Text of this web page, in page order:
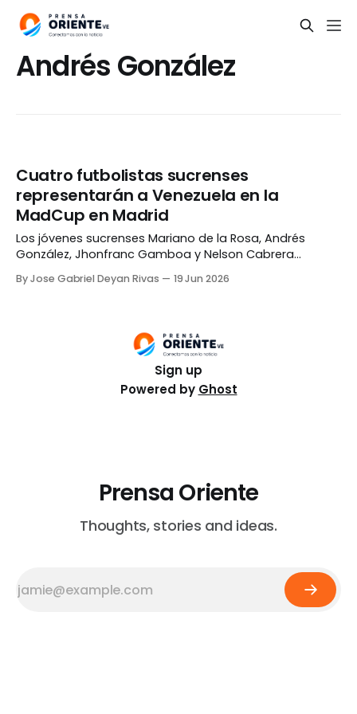
Andrés González
Cuatro futbolistas sucrenses
representarán a Venezuela en la
MadCup en Madrid
Los jóvenes sucrenses Mariano de la Rosa, Andrés
González, Jhonfranc Gamboa y Nelson Cabrera
disputará desde este viernes 19 hasta el miércoles, 24
By Jose Gabriel Deyan Rivas 19 Jun 2026
Sign up
Powered by Ghost
Prensa Oriente
Thoughts, stories and ideas.